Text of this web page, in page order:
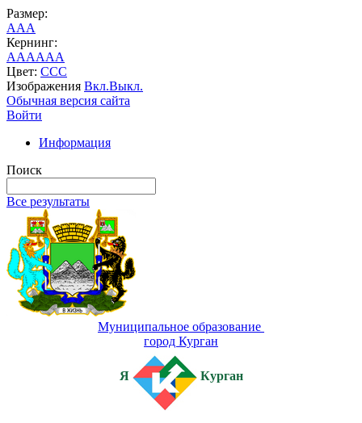
Размер:
AAA
Кернинг:
AAAAAA
Цвет: CCC
Изображения Вкл.Выкл.
Обычная версия сайта
Войти
Информация
Поиск
Все результаты
Муниципальное образование
город Курган
Я Курган